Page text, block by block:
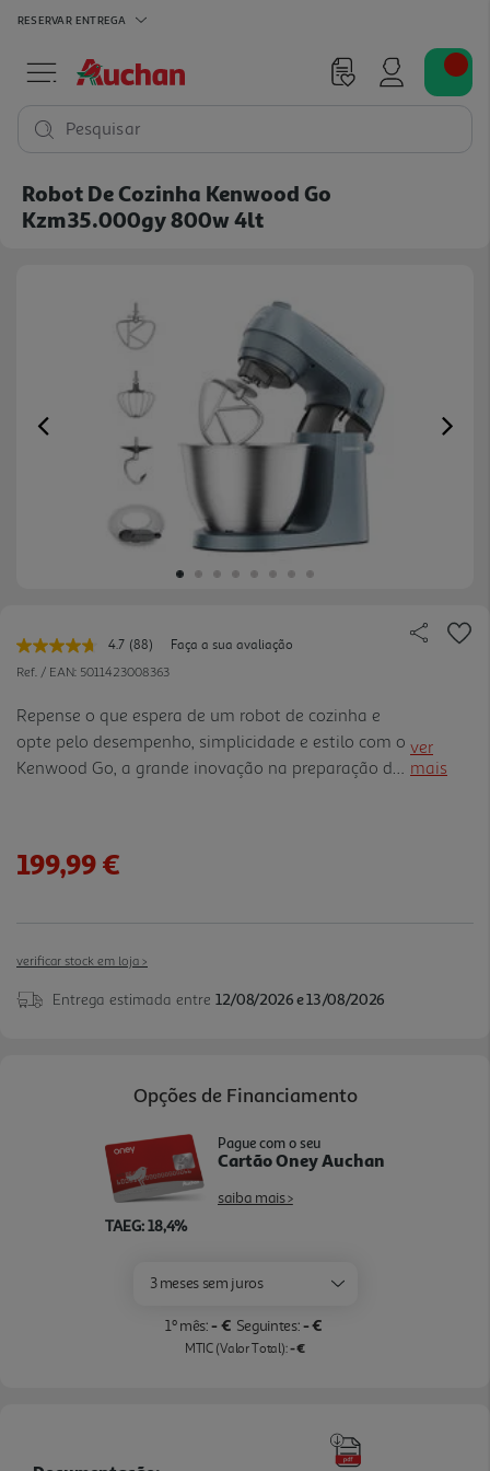
RESERVAR ENTREGA
Pesquisar
Robot De Cozinha Kenwood Go
Kzm35.000gy 800w 4lt
Previous
4.7 Leu
88
para
a
mesma
página.
(88)
Faça a sua avaliação
Ref. / EAN: 5011423008363
Repense o que espera de um robot de cozinha e
opte pelo desempenho, simplicidade e estilo com o
Kenwood Go, a grande inovação na preparação de
que lhe dá mais espaço para a criatividade.
ver
mais
199,99 €
verificar stock em loja >
Entrega estimada entre 12/08/2026 e 13/08/2026
Opções de Financiamento
TAEG: 18,4%
Pague com o seu
Cartão Oney Auchan
saiba mais >
3 meses sem juros
1º mês:- € Seguintes:- €
MTIC (Valor Total):- €